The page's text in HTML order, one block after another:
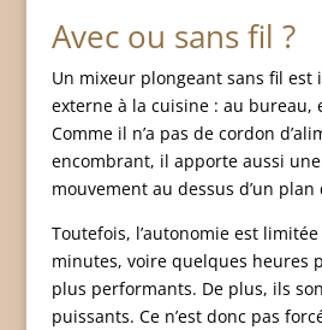
Avec ou sans fil ?
Un mixeur plongeant sans fil est
externe à la cuisine : au bureau,
Comme il n’a pas de cordon
encombrant, il apporte aussi
mouvement au dessus d’un plan
Toutefois, l’autonomie est
minutes, voire quelques heures
plus performants. De plus, ils
puissants. Ce n’est donc pas